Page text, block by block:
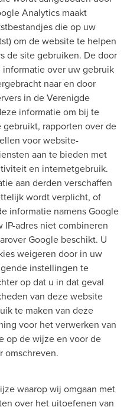
Analytics maakt
die op uw
om de website te helpen
de site gebruiken. De door
over uw gebruik
naar en door
in de Verenigde
informatie om bij te
rapporten over de
voor website-
aan te bieden met
en internetgebruik.
aan derden verschaffen
wordt verplicht, of
informatie namens Google
adres niet combineren
Google beschikt. U
weigeren door in uw
instellingen te
op dat u in dat geval
van deze website
te maken van deze
voor het verwerken van
op de wijze en voor de
omschreven.
waarop wij omgaan met
over het uitoefenen van